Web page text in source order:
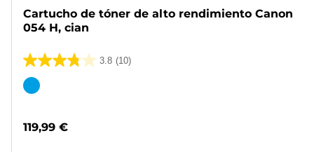
Cartucho de tóner de alto rendimiento Canon
054 H, cian
3.8 (10)
3.8
de
10
Cartucho
119,99 €